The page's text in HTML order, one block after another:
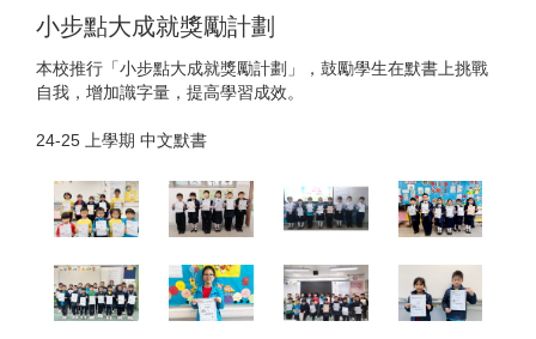
小步點大成就獎勵計劃
本校推行「小步點大成就獎勵計劃」，鼓勵學生在默書上挑戰
自我，增加識字量，提高學習成效。
24-25 上學期 中文默書